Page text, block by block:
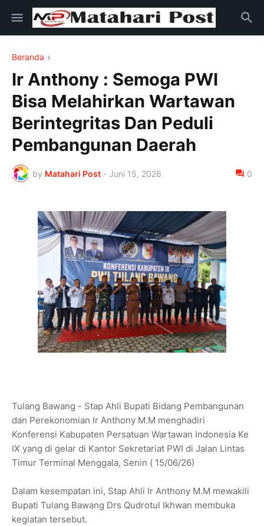
Beranda
Ir Anthony : Semoga PWI
Bisa Melahirkan Wartawan
Berintegritas Dan Peduli
Pembangunan Daerah
by Matahari Post - Juni 15, 2026 0
Tulang Bawang - Stap Ahli Bupati Bidang Pembangunan
dan Perekonomian Ir Anthony M.M menghadiri
Konferensi Kabupaten Persatuan Wartawan Indonesia Ke
IX yang di gelar di Kantor Sekretariat PWI di Jalan Lintas
Timur Terminal Menggala, Senin ( 15/06/26)
Dalam kesempatan ini, Stap Ahli Ir Anthony M.M mewakili
Bupati Tulang Bawang Drs Qudrotul Ikhwan membuka
kegiatan tersebut.